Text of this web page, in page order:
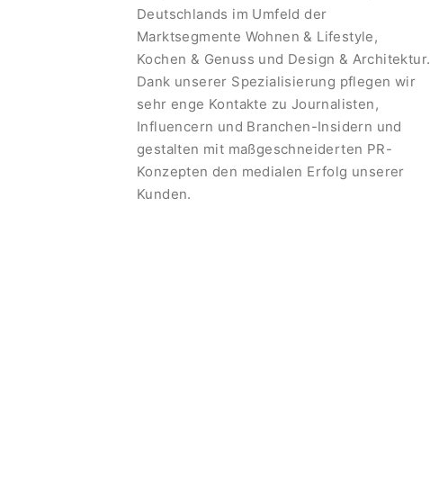
Deutschlands im Umfeld der
Marktsegmente Wohnen & Lifestyle,
Kochen & Genuss und Design & Architektur.
Dank unserer Spezialisierung pflegen wir
sehr enge Kontakte zu Journalisten,
Influencern und Branchen-Insidern und
gestalten mit maßgeschneiderten PR-
Konzepten den medialen Erfolg unserer
Kunden.